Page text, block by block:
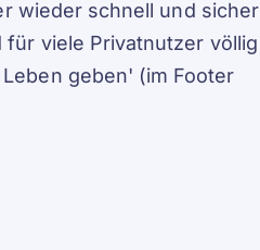
wieder schnell und sicher
für viele Privatnutzer völlig
geben' (im Footer